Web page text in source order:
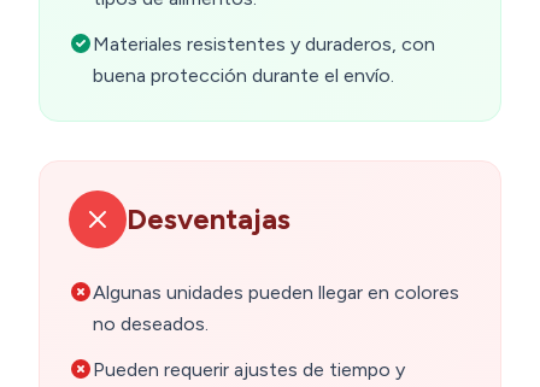
Materiales resistentes y duraderos, con
buena protección durante el envío.
Desventajas
Algunas unidades pueden llegar en colores
no deseados.
Pueden requerir ajustes de tiempo y